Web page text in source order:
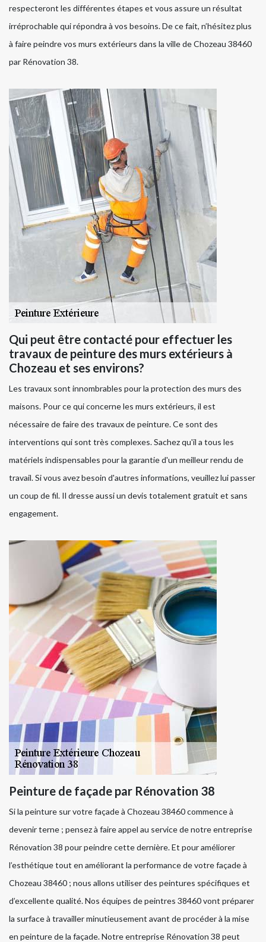
respecteront les différentes étapes et vous assure un résultat
irréprochable qui répondra à vos besoins. De ce fait, n’hésitez plus
à faire peindre vos murs extérieurs dans la ville de Chozeau 38460
par Rénovation 38.
Qui peut être contacté pour effectuer les
travaux de peinture des murs extérieurs à
Chozeau et ses environs?
Les travaux sont innombrables pour la protection des murs des
maisons. Pour ce qui concerne les murs extérieurs, il est
nécessaire de faire des travaux de peinture. Ce sont des
interventions qui sont très complexes. Sachez qu'il a tous les
matériels indispensables pour la garantie d'un meilleur rendu de
travail. Si vous avez besoin d'autres informations, veuillez lui passer
un coup de fil. Il dresse aussi un devis totalement gratuit et sans
engagement.
Peinture de façade par Rénovation 38
Si la peinture sur votre façade à Chozeau 38460 commence à
devenir terne ; pensez à faire appel au service de notre entreprise
Rénovation 38 pour peindre cette dernière. Et pour améliorer
l’esthétique tout en améliorant la performance de votre façade à
Chozeau 38460 ; nous allons utiliser des peintures spécifiques et
d’excellente qualité. Nos équipes de peintres 38460 vont préparer
la surface à travailler minutieusement avant de procéder à la mise
en peinture de la façade. Notre entreprise Rénovation 38 peut